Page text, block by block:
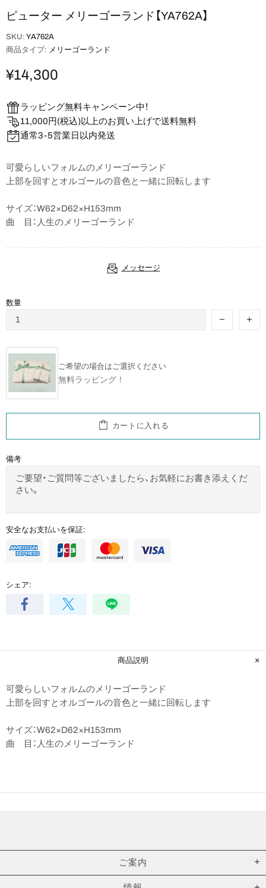
ピューター メリーゴーランド【YA762A】
SKU: YA762A
商品タイプ: メリーゴーランド
¥14,300
ラッピング無料キャンペーン中！
11,000円(税込)以上のお買い上げで送料無料
通常3-5営業日以内発送
可愛らしいフォルムのメリーゴーランド
上部を回すとオルゴールの音色と一緒に回転します
サイズ：W62×D62×H153mm
曲 目：人生のメリーゴーランド
メッセージ
数量
ご希望の場合はご選択ください
無料ラッピング！
カートに入れる
備考
安全なお支払いを保証:
シェア:
商品説明
可愛らしいフォルムのメリーゴーランド
上部を回すとオルゴールの音色と一緒に回転します
サイズ：W62×D62×H153mm
曲 目：人生のメリーゴーランド
ご案内